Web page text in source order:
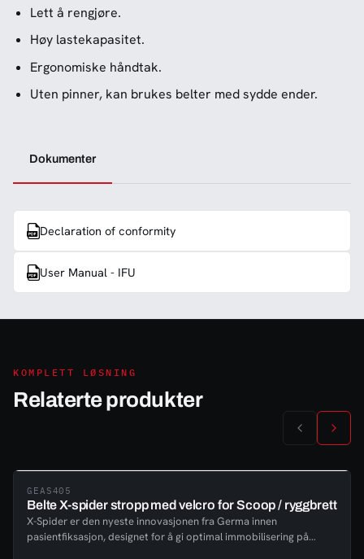
Lett å rengjøre.
Høy lastekapasitet.
Ergonomiske håndtak.
Uten pinner, kan brukes belter med sydde ender.
Dokumenter
Declaration of conformity
User Manual - IFU
KOMPLETT LØSNING
Relaterte produkter
GEAS405
Belte X-spider stropp med velcro for Scoop / ryggbrett
X-Spider er den nyeste innovasjonen fra Germa innen
pasientfiksasjon, designet for å gi optimal immobilisering på